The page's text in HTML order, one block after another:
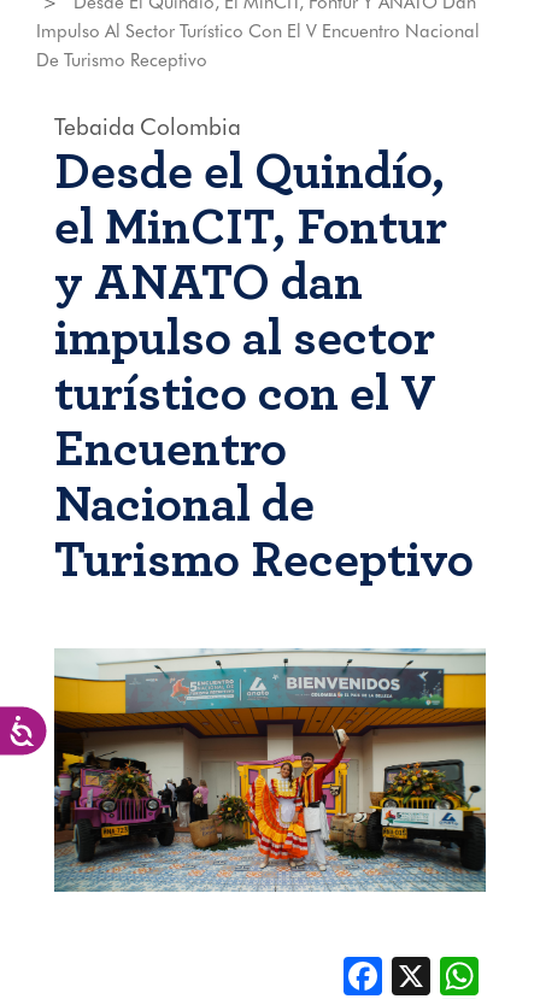
Accesibilidad
Impulso Al Sector Turístico Con El V Encuentro Nacional
De Turismo Receptivo
Tebaida Colombia
Desde el Quindío,
el MinCIT, Fontur
y ANATO dan
impulso al sector
turístico con el V
Encuentro
Nacional de
Turismo Receptivo
Facebook
X